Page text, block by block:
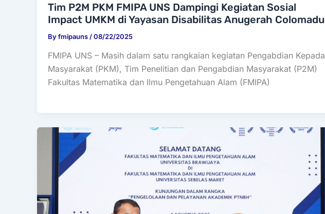
Tim P2M PKM FMIPA UNS Dampingi Kegiatan Sosial
Impact UMKM di Yayasan Disabilitas Anugerah Colomadu
Byfmipauns /08/22/2025
FMIPA UNS – Masih dalam satu rangkaian kegiatan Pengabdian Kepada
Masyarakat (PKM), Tim Penelitian dan Pengabdian Masyarakat (P2M)
Fakultas Matematika dan Ilmu Pengetahuan Alam (FMIPA)